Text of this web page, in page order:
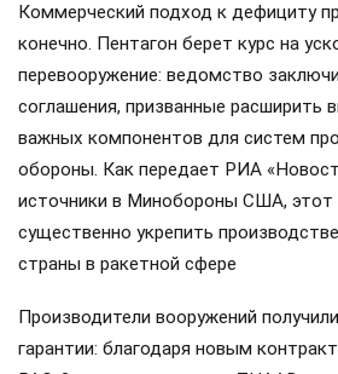
Коммерческий подход к дефициту
конечно. Пентагон берет курс на
перевооружение: ведомство
соглашения, призванные расширить
важных компонентов для систем
обороны. Как передает РИА
источники в Минобороны США, этот
существенно укрепить
страны в ракетной сфере
Производители вооружений
гарантии: благодаря новым